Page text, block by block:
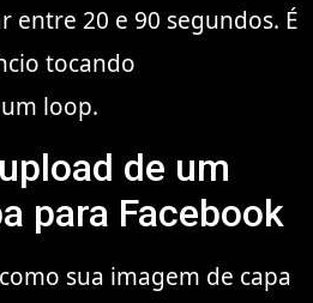
entre 20 e 90 segundos. É
tocando
loop.
de um
para Facebook
sua imagem de capa